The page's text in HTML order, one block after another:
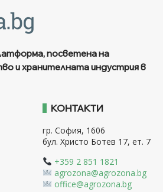
посветена на
и хранителната индустрия в
КОНТАКТИ
гр. София, 1606
бул. Христо Ботев 17, ет. 7
+359 2 851 1821
agrozona@agrozona.bg
office@agrozona.bg